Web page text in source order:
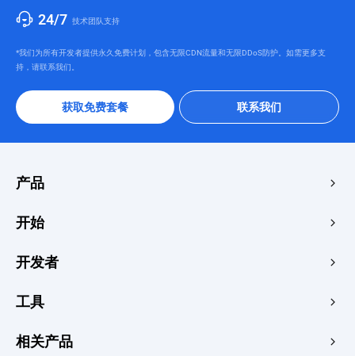
24/7 技术团队支持
*我们为所有开发者提供永久免费计划，包含无限CDN流量和无限DDoS防护。如需更多支
持，请联系我们。
获取免费套餐 联系我们
产品
边缘加速与安全
边缘函数
开始
价格中心
控制台
开发者
文档
博客
工具
网站速度测试
相关产品